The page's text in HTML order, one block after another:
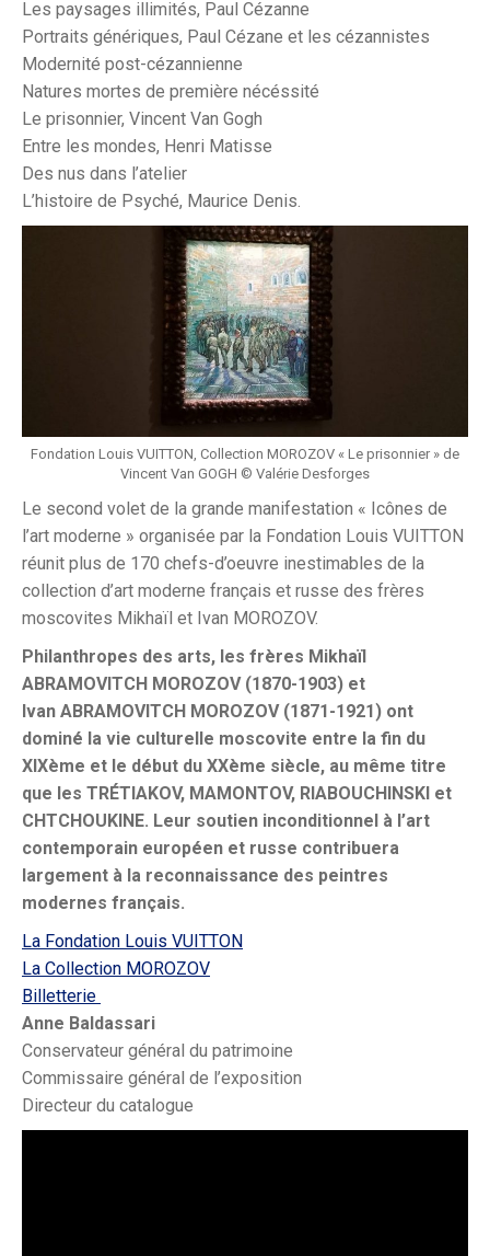
Les paysages illimités, Paul Cézanne
Portraits génériques, Paul Cézane et les cézannistes
Modernité post-cézannienne
Natures mortes de première nécéssité
Le prisonnier, Vincent Van Gogh
Entre les mondes, Henri Matisse
Des nus dans l’atelier
L’histoire de Psyché, Maurice Denis.
Fondation Louis VUITTON, Collection MOROZOV « Le prisonnier » de
Vincent Van GOGH © Valérie Desforges
Le second volet de la grande manifestation « Icônes de
l’art moderne » organisée par la Fondation Louis VUITTON
réunit plus de 170 chefs-d’oeuvre inestimables de la
collection d’art moderne français et russe des frères
moscovites Mikhaïl et Ivan MOROZOV.
Philanthropes des arts, les frères Mikhaïl
ABRAMOVITCH MOROZOV (1870-1903) et
Ivan ABRAMOVITCH MOROZOV (1871-1921) ont
dominé la vie culturelle moscovite entre la fin du
XIXème et le début du XXème siècle, au même titre
que les TRÉTIAKOV, MAMONTOV, RIABOUCHINSKI et
CHTCHOUKINE. Leur soutien inconditionnel à l’art
contemporain européen et russe contribuera
largement à la reconnaissance des peintres
modernes français.
La Fondation Louis VUITTON
La Collection MOROZOV
Billetterie
Anne Baldassari
Conservateur général du patrimoine
Commissaire général de l’exposition
Directeur du catalogue